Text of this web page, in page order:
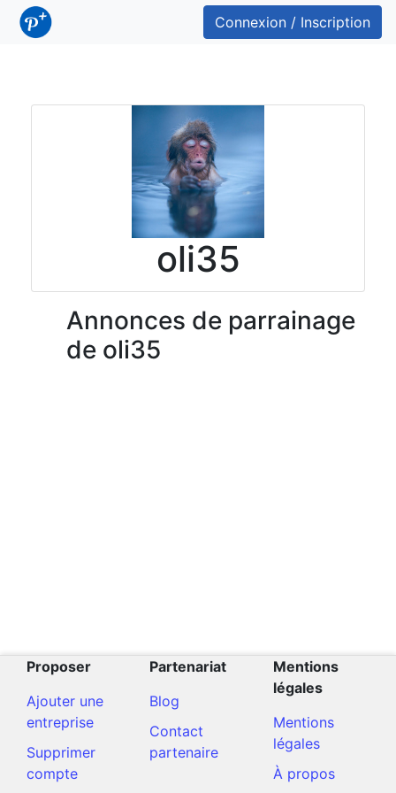
Connexion / Inscription
oli35
Annonces de parrainage
de oli35
Proposer
Ajouter une
entreprise
Supprimer
compte
Partenariat
Blog
Contact
partenaire
Mentions
légales
Mentions
légales
À propos